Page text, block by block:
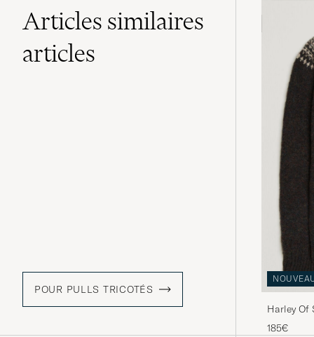
Articles similaires
articles
POUR PULLS TRICOTÉS
Harley Of
185€